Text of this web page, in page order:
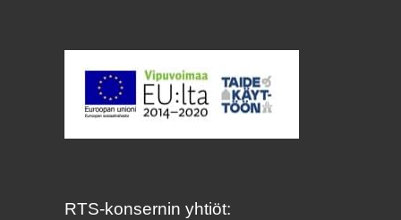
RTS-konsernin yhtiöt: